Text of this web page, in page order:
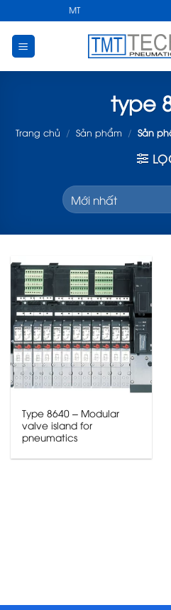
to
content
NGHIỆP TMT
type
Trang chủ / Sản phẩm / Sản
Type 8640 – Modular
valve island for
pneumatics